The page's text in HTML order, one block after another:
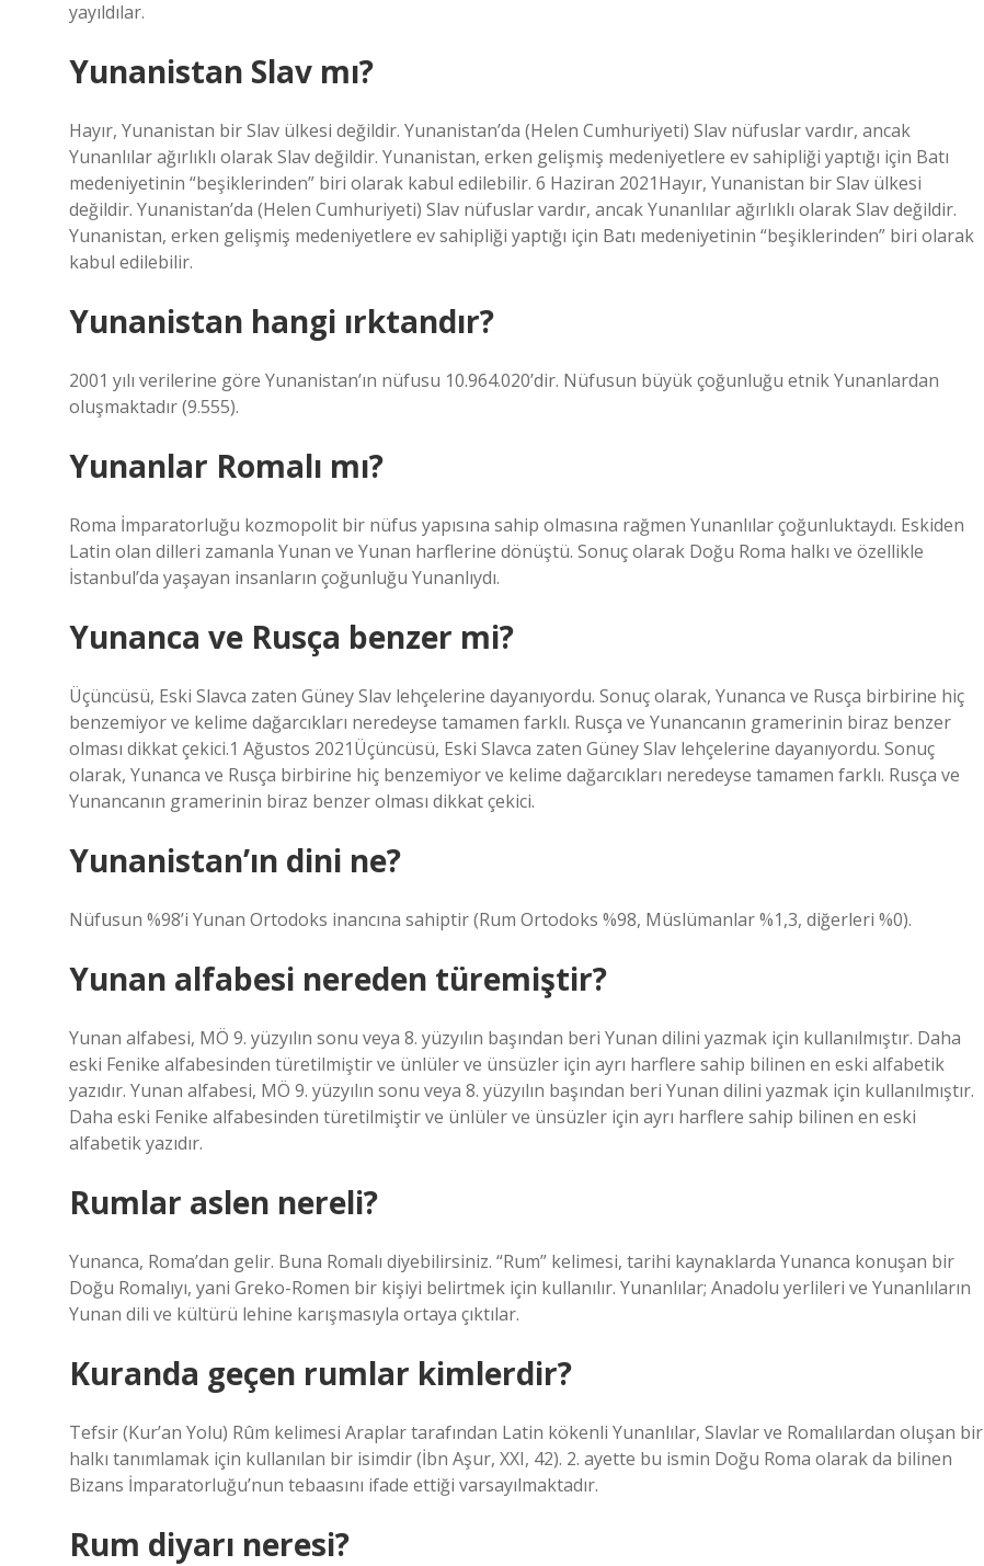
yayıldılar.
Yunanistan Slav mı?
Hayır, Yunanistan bir Slav ülkesi değildir. Yunanistan’da (Helen Cumhuriyeti) Slav nüfuslar vardır, ancak
Yunanlılar ağırlıklı olarak Slav değildir. Yunanistan, erken gelişmiş medeniyetlere ev sahipliği yaptığı için Batı
medeniyetinin “beşiklerinden” biri olarak kabul edilebilir. 6 Haziran 2021Hayır, Yunanistan bir Slav ülkesi
değildir. Yunanistan’da (Helen Cumhuriyeti) Slav nüfuslar vardır, ancak Yunanlılar ağırlıklı olarak Slav değildir.
Yunanistan, erken gelişmiş medeniyetlere ev sahipliği yaptığı için Batı medeniyetinin “beşiklerinden” biri olarak
kabul edilebilir.
Yunanistan hangi ırktandır?
2001 yılı verilerine göre Yunanistan’ın nüfusu 10.964.020’dir. Nüfusun büyük çoğunluğu etnik Yunanlardan
oluşmaktadır (9.555).
Yunanlar Romalı mı?
Roma İmparatorluğu kozmopolit bir nüfus yapısına sahip olmasına rağmen Yunanlılar çoğunluktaydı. Eskiden
Latin olan dilleri zamanla Yunan ve Yunan harflerine dönüştü. Sonuç olarak Doğu Roma halkı ve özellikle
İstanbul’da yaşayan insanların çoğunluğu Yunanlıydı.
Yunanca ve Rusça benzer mi?
Üçüncüsü, Eski Slavca zaten Güney Slav lehçelerine dayanıyordu. Sonuç olarak, Yunanca ve Rusça birbirine hiç
benzemiyor ve kelime dağarcıkları neredeyse tamamen farklı. Rusça ve Yunancanın gramerinin biraz benzer
olması dikkat çekici.1 Ağustos 2021Üçüncüsü, Eski Slavca zaten Güney Slav lehçelerine dayanıyordu. Sonuç
olarak, Yunanca ve Rusça birbirine hiç benzemiyor ve kelime dağarcıkları neredeyse tamamen farklı. Rusça ve
Yunancanın gramerinin biraz benzer olması dikkat çekici.
Yunanistan’ın dini ne?
Nüfusun %98’i Yunan Ortodoks inancına sahiptir (Rum Ortodoks %98, Müslümanlar %1,3, diğerleri %0).
Yunan alfabesi nereden türemiştir?
Yunan alfabesi, MÖ 9. yüzyılın sonu veya 8. yüzyılın başından beri Yunan dilini yazmak için kullanılmıştır. Daha
eski Fenike alfabesinden türetilmiştir ve ünlüler ve ünsüzler için ayrı harflere sahip bilinen en eski alfabetik
yazıdır. Yunan alfabesi, MÖ 9. yüzyılın sonu veya 8. yüzyılın başından beri Yunan dilini yazmak için kullanılmıştır.
Daha eski Fenike alfabesinden türetilmiştir ve ünlüler ve ünsüzler için ayrı harflere sahip bilinen en eski
alfabetik yazıdır.
Rumlar aslen nereli?
Yunanca, Roma’dan gelir. Buna Romalı diyebilirsiniz. “Rum” kelimesi, tarihi kaynaklarda Yunanca konuşan bir
Doğu Romalıyı, yani Greko-Romen bir kişiyi belirtmek için kullanılır. Yunanlılar; Anadolu yerlileri ve Yunanlıların
Yunan dili ve kültürü lehine karışmasıyla ortaya çıktılar.
Kuranda geçen rumlar kimlerdir?
Tefsir (Kur’an Yolu) Rûm kelimesi Araplar tarafından Latin kökenli Yunanlılar, Slavlar ve Romalılardan oluşan bir
halkı tanımlamak için kullanılan bir isimdir (İbn Aşur, XXI, 42). 2. ayette bu ismin Doğu Roma olarak da bilinen
Bizans İmparatorluğu’nun tebaasını ifade ettiği varsayılmaktadır.
Rum diyarı neresi?